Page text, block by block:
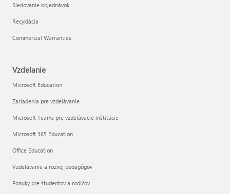
Sledovanie objednávok
Recyklácia
Commercial Warranties
Vzdelanie
Microsoft Education
Zariadenia pre vzdelávanie
Microsoft Teams pre vzdelávacie inštitúcie
Microsoft 365 Education
Office Education
Vzdelávanie a rozvoj pedagógov
Ponuky pre študentov a rodičov